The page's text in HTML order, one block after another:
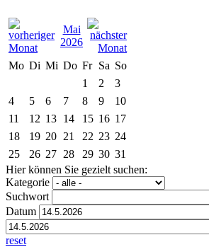
Mai
2026
Mo Di Mi Do Fr Sa So
1
2
3
4
5 6 7 8 9
10
11
12 13 14 15 16 17
18
19 20 21 22 23 24
25
26 27 28 29 30 31
Hier können Sie gezielt suchen:
Kategorie
Suchwort
Datum
reset